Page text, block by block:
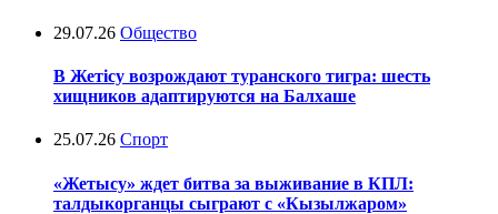
29.07.26 Общество
В Жетісу возрождают туранского тигра: шесть
хищников адаптируются на Балхаше
25.07.26 Спорт
«Жетысу» ждет битва за выживание в КПЛ:
талдыкорганцы сыграют с «Кызылжаром»